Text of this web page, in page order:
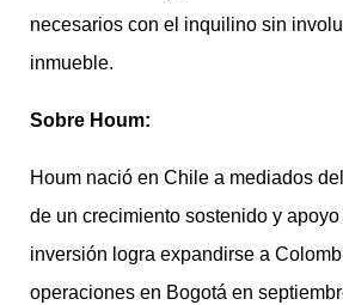
necesarios con el inquilino sin
inmueble.
Sobre Houm:
Houm nació en Chile a mediados
de un crecimiento sostenido y
inversión logra expandirse a
operaciones en Bogotá en